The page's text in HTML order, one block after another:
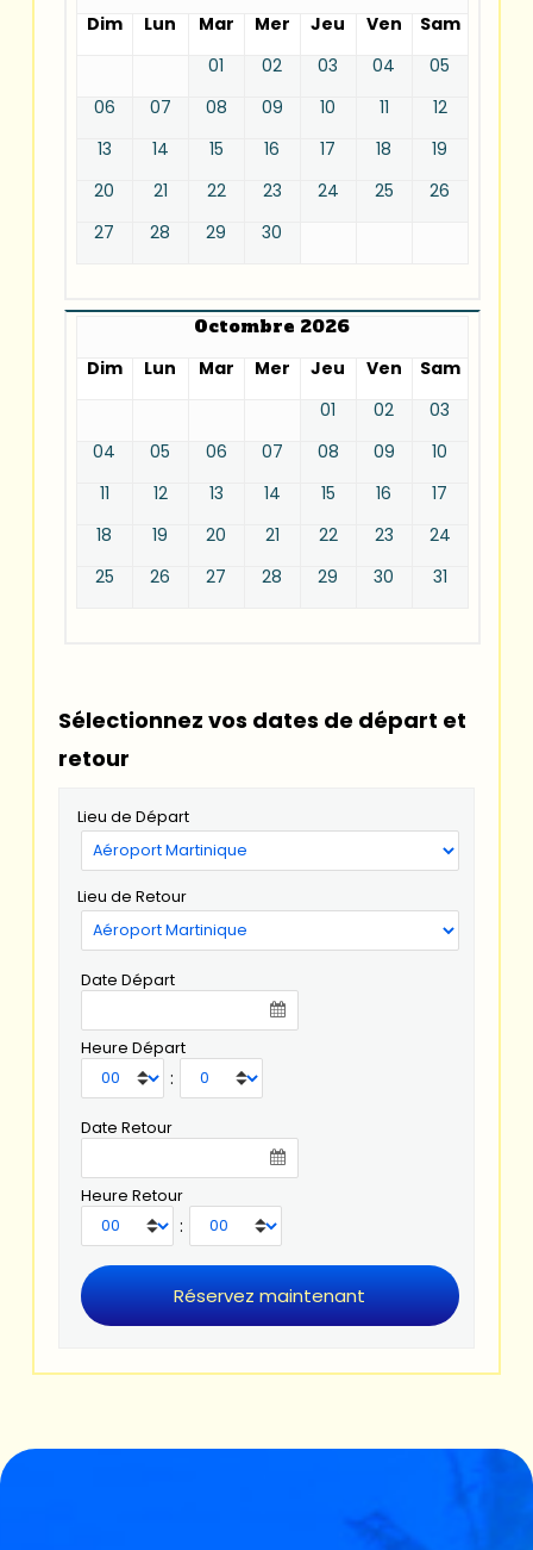
Dim
Lun Mar Mer Jeu Ven
Sam
01
02 03 04
05
06
07 08 09 10 11
12
13
14 15 16 17 18
19
20
21 22 23 24 25
26
27
28 29 30
Octombre 2026
Dim
Lun Mar Mer Jeu Ven
Sam
01
02
03
04
05 06 07 08 09
10
11
12 13 14 15 16
17
18
19 20 21 22 23
24
25
26 27 28 29 30 31
Sélectionnez vos dates de départ et
retour
Lieu de Départ
Lieu de Retour
Date Départ
Heure Départ
:
Date Retour
Heure Retour
: